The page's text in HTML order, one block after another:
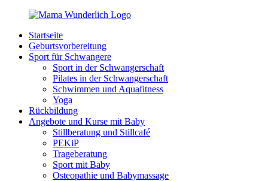
Zurück
Inhalt
MamaWunderlich.de
Mutti
sein
wunderbar!
Startseite
Geburtsvorbereitung
Sport für Schwangere
Sport in der Schwangerschaft
Pilates in der Schwangerschaft
Schwimmen und Aquafitness
Yoga
Rückbildung
Angebote und Kurse mit Baby
Stillberatung und Stillcafé
PEKiP
Trageberatung
Sport mit Baby
Osteopathie und Babymassage